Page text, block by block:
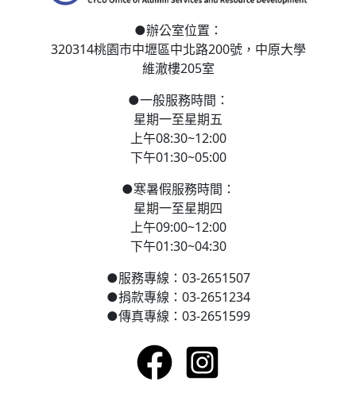
●辦公室位置：
320314桃園市中壢區中北路200號， 中原大學
維澈樓205室
●一般服務時間：
星期一至星期五
上午08:30~12:00
下午01:30~05:00
●寒暑假服務時間：
星期一至星期四
上午09:00~12:00
下午01:30~04:30
●服務專線：03-2651507
●捐款專線：03-2651234
●傳真專線：03-2651599